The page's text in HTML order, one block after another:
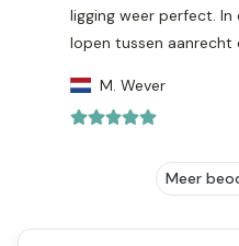
ligging weer perfect. In
lopen tussen aanrecht
M. Wever
Meer